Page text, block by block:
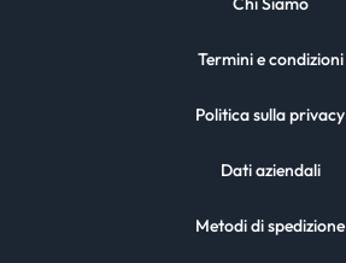
Termini e condizioni
Politica sulla privacy
Dati aziendali
Metodi di spedizione